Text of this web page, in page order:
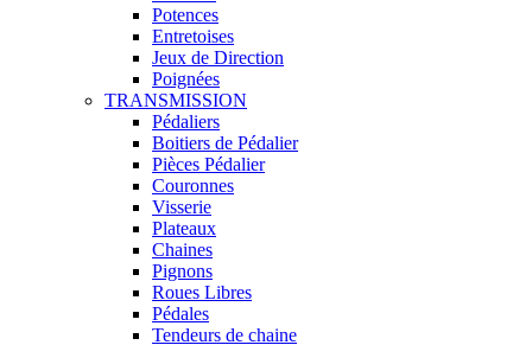
Potences
Entretoises
Jeux de Direction
Poignées
TRANSMISSION
Pédaliers
Boitiers de Pédalier
Pièces Pédalier
Couronnes
Visserie
Plateaux
Chaines
Pignons
Roues Libres
Pédales
Tendeurs de chaine